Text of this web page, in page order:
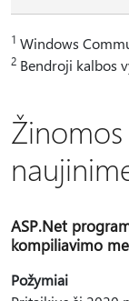
1 Windows
2 Bendroji kalbos
ASP.Net
kompiliavimo
Požymiai